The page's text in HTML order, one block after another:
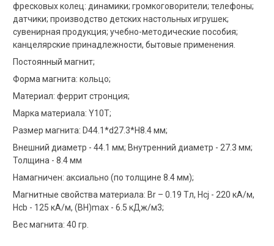
фресковых колец: динамики; громкоговорители; телефоны;
датчики; производство детских настольных игрушек;
сувенирная продукция; учебно-методические пособия;
канцелярские принадлежности, бытовые применения.
Постоянный магнит;
Форма магнита: кольцо;
Материал: феррит стронция;
Марка материала: Y10Т;
Размер магнита: D44.1*d27.3*H8.4 мм;
Внешний диаметр - 44.1 мм; Внутренний диаметр - 27.3 мм;
Толщина - 8.4 мм
Намагничен: аксиально (по толщине 8.4 мм);
Магнитные свойства материала: Br – 0.19 Tл, Hcj - 220 кA/м,
Hcb - 125 кA/м, (BH)max - 6.5 кДж/м3;
Вес магнита: 40 гр.